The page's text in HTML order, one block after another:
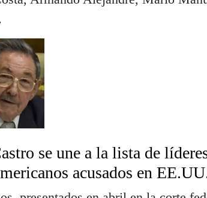
se une a la lista de
acusados en